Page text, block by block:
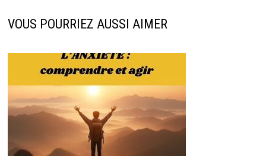
VOUS POURRIEZ AUSSI AIMER